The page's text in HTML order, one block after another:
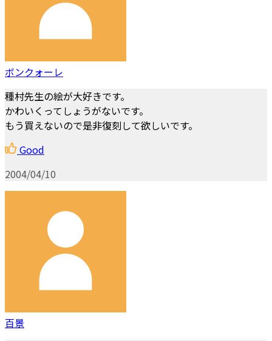
ボンクォーレ
種村先生の絵が大好きです。
かわいくってしょうがないです。
もう買えないので是非復刻して欲しいです。
Good
2004/04/10
百景